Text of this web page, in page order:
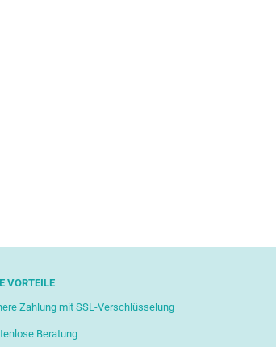
VORTEILE
Zahlung mit SSL-Verschlüsselung
Beratung